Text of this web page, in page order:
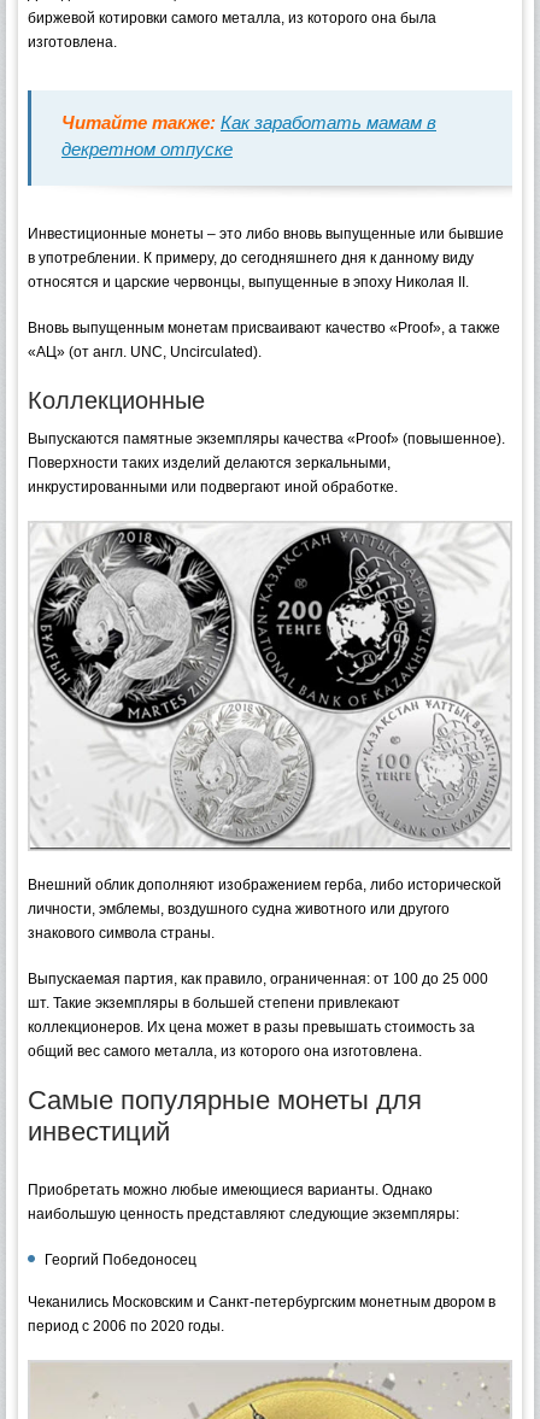
биржевой котировки самого металла, из которого она была
изготовлена.
Читайте также: Как заработать мамам в
декретном отпуске
Инвестиционные монеты – это либо вновь выпущенные или бывшие
в употреблении. К примеру, до сегодняшнего дня к данному виду
относятся и царские червонцы, выпущенные в эпоху Николая II.
Вновь выпущенным монетам присваивают качество «Proof», а также
«АЦ» (от англ. UNC, Uncirculated).
Коллекционные
Выпускаются памятные экземпляры качества «Proof» (повышенное).
Поверхности таких изделий делаются зеркальными,
инкрустированными или подвергают иной обработке.
Внешний облик дополняют изображением герба, либо исторической
личности, эмблемы, воздушного судна животного или другого
знакового символа страны.
Выпускаемая партия, как правило, ограниченная: от 100 до 25 000
шт. Такие экземпляры в большей степени привлекают
коллекционеров. Их цена может в разы превышать стоимость за
общий вес самого металла, из которого она изготовлена.
Самые популярные монеты для
инвестиций
Приобретать можно любые имеющиеся варианты. Однако
наибольшую ценность представляют следующие экземпляры:
Георгий Победоносец
Чеканились Московским и Санкт-петербургским монетным двором в
период с 2006 по 2020 годы.